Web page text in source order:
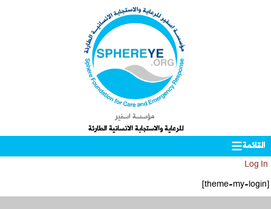
مؤسسة اسفير
للرعاية والاستجابة الانسانية الطارئة
القائمة
إلى
to
content
Log In
[theme-my-login]